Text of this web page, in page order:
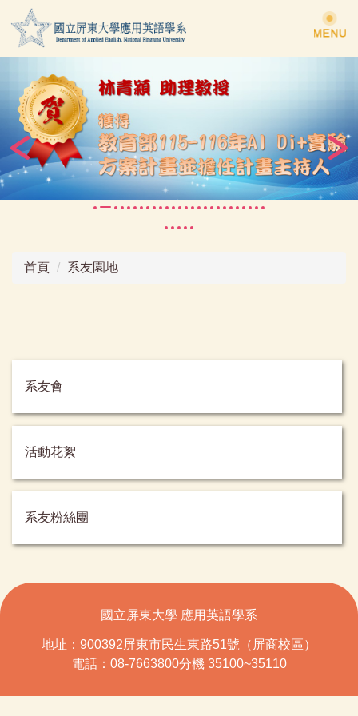
到
主
容
首頁 系友園地
系友會
活動花絮
系友粉絲團
國立屏東大學 應用英語學系
地址：900392屏東市民生東路51號（屏商校區）
電話：08-7663800分機 35100~35110